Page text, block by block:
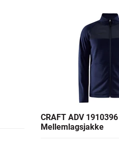
CRAFT ADV
Mellemlagsjakke